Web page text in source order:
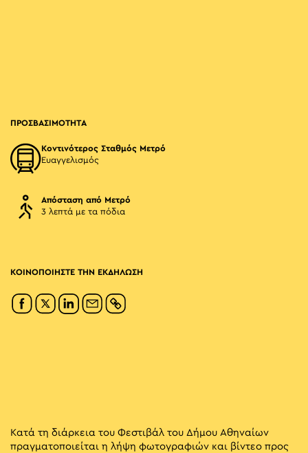
ΠΡΟΣΒΑΣΙΜΟΤΗΤΑ
Κοντινότερος Σταθμός Μετρό
Ευαγγελισμός
Απόσταση από Μετρό
3 λεπτά με τα πόδια
ΚΟΙΝΟΠΟΙΗΣΤΕ ΤΗΝ ΕΚΔΗΛΩΣΗ
Κατά τη διάρκεια του Φεστιβάλ του Δήμου Αθηναίων
πραγματοποιείται η λήψη φωτογραφιών και βίντεο προς